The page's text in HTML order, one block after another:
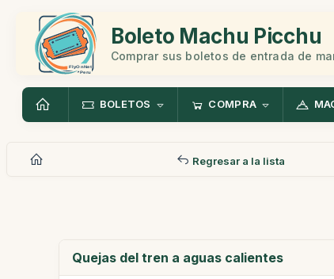
Boleto Machu Picchu
Comprar sus boletos de entrada de
BOLETOS COMPRA
Regresar a la lista
Quejas del tren a aguas calientes